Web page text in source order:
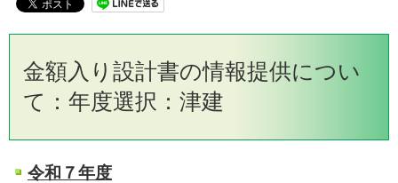
金額入り設計書の情報提供につい
て：年度選択：津建
令和７年度